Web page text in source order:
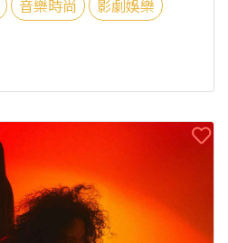
音樂時尚 影劇娛樂